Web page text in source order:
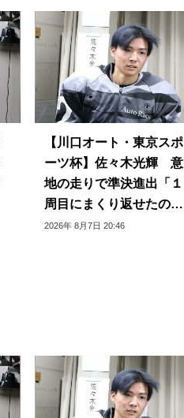
【川口オート・東京スポ
ーツ杯】佐々木光輝 意
地の走りで準決進出「１
周目にまくり返せたのは
良かった」
2026年 8月7日 20:46